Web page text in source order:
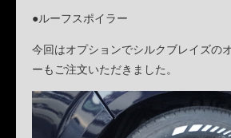
●ルーフスポイラー
今回はオプションでシルクブレイズの
ーもご注文いただきました。